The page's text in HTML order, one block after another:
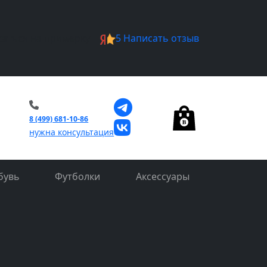
5 Написать отзыв
8 (499) 681-10-86
нужна консультация
Футболки Аксессуары